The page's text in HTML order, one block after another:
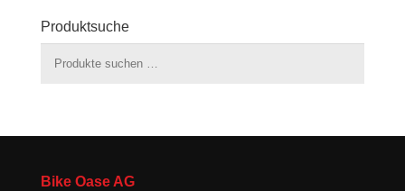
Produktsuche
Suchen
Bike Oase AG